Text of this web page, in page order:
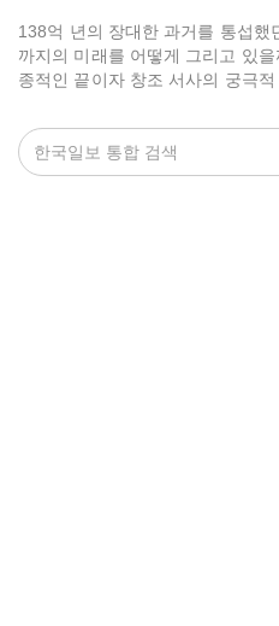
138억 년의 장대한 과거를 통섭
까지의 미래를 어떻게 그리고 있
종적인 끝이자 창조 서사의 궁극적